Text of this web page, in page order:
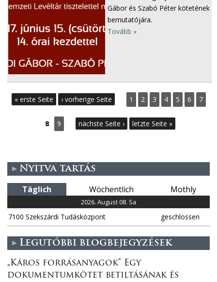
Gábor és Szabó Péter kötetének
bemutatójára.
Tovább »
S
e
n
« erste Seite ‹ vorherige Seite 1 2 3 4 5 6 7
8 9 nächste Seite › letzte Seite »
Nyitva tartás
Täglich Wöchentlich Mothly
2026. August 08. Sa
7100 Szekszárdi Tudásközpont geschlossen
Legutóbbi blogbejegyzések
„Káros forrásanyagok” Egy
dokumentumkötet betiltásának és